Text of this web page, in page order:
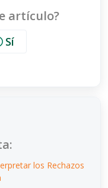
artículo?
Sí
los Rechazos